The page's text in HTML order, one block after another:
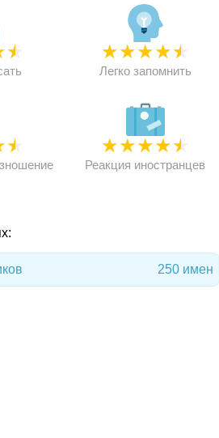
★ ★★★★★
Легко запомнить
★ ★★★★★
Реакция иностранцев
250 имен